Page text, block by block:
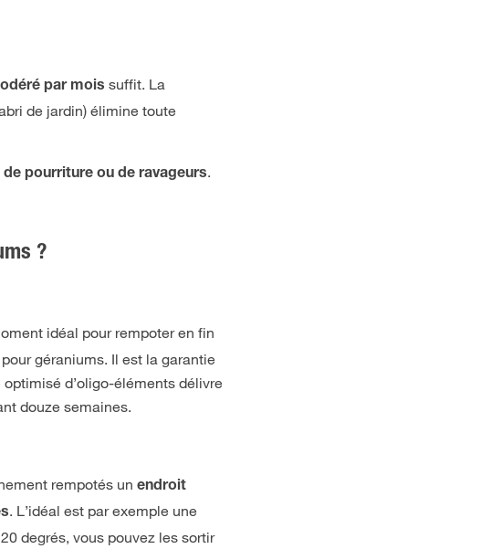
par mois suffit. La
de jardin) élimine toute
de pourriture ou de ravageurs.
?
idéal pour rempoter en fin
géraniums. Il est la garantie
d’oligo-éléments délivre
douze semaines.
rempotés un endroit
. L’idéal est par exemple une
degrés, vous pouvez les sortir